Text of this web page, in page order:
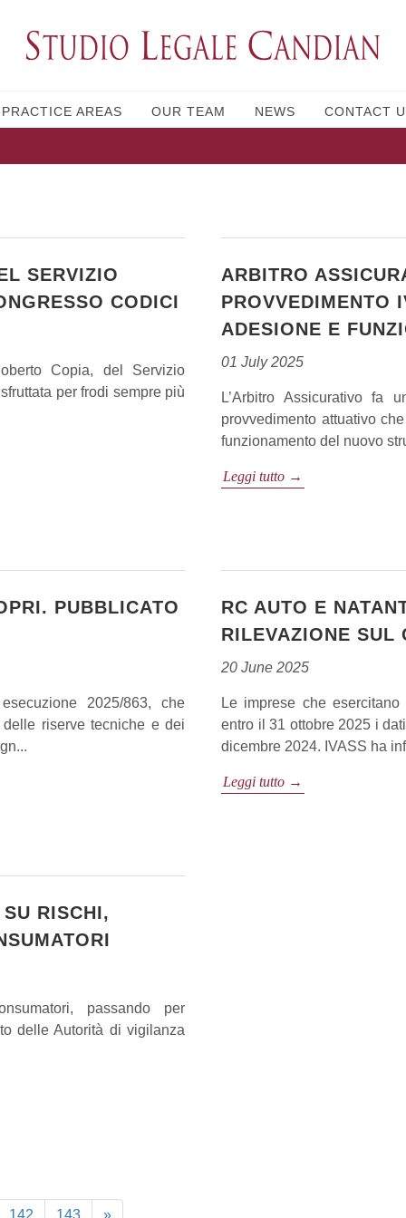
PRACTICE AREAS OUR TEAM NEWS CONTACT
SERVIZIO
CODICI
Copia, del Servizio
per frodi sempre più
ARBITRO
PROVVEDIMENTO
ADESIONE E
01 July 2025
L’Arbitro Assicurativo fa
provvedimento attuativo
funzionamento del nuovo
Leggi tutto →
PUBBLICATO
2025/863, che
riserve tecniche e dei
RC AUTO E
RILEVAZIONE SUL
20 June 2025
Le imprese che
entro il 31 ottobre 2025 i
dicembre 2024. IVASS ha
Leggi tutto →
RISCHI,
passando per
delle Autorità di vigilanza
142 143 »